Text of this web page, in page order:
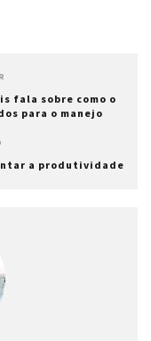
fala sobre como o
para o manejo
a produtividade